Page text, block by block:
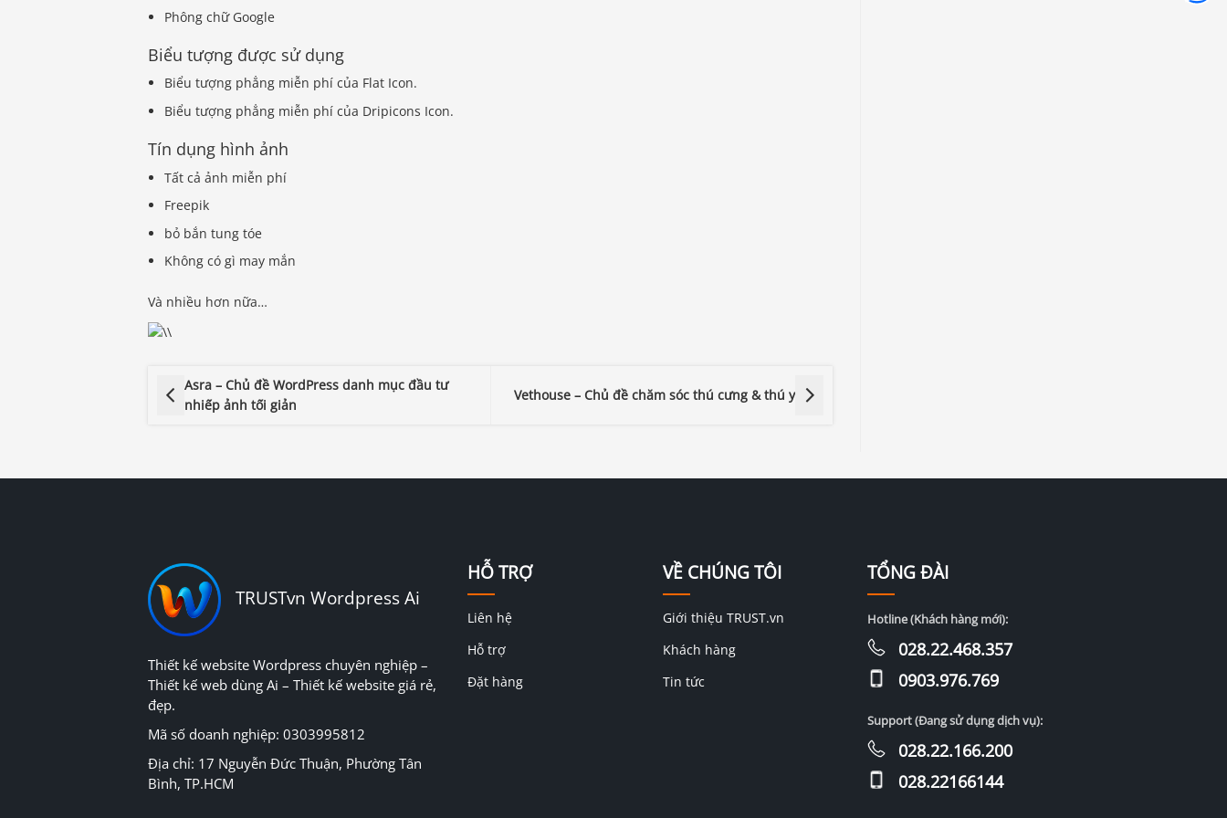
Phông chữ Google
Biểu tượng được sử dụng
Biểu tượng phẳng miễn phí của Flat Icon.
Biểu tượng phẳng miễn phí của Dripicons Icon.
Tín dụng hình ảnh
Tất cả ảnh miễn phí
Freepik
bỏ bắn tung tóe
Không có gì may mắn
Và nhiều hơn nữa…
Asra – Chủ đề WordPress danh mục đầu tư
nhiếp ảnh tối giản
Vethouse – Chủ đề chăm sóc thú cưng & thú y
TRUSTvn Wordpress Ai
Thiết kế website Wordpress chuyên nghiệp –
Thiết kế web dùng Ai – Thiết kế website giá rẻ,
đẹp.
Mã số doanh nghiệp: 0303995812
Địa chỉ: 17 Nguyễn Đức Thuận, Phường Tân
Bình, TP.HCM
HỖ TRỢ
Liên hệ
Hỗ trợ
Đặt hàng
VỀ CHÚNG TÔI
Giới thiệu TRUST.vn
Khách hàng
Tin tức
TỔNG ĐÀI
Hotline (Khách hàng mới):
028.22.468.357
0903.976.769
Support (Đang sử dụng dịch vụ):
028.22.166.200
028.22166144